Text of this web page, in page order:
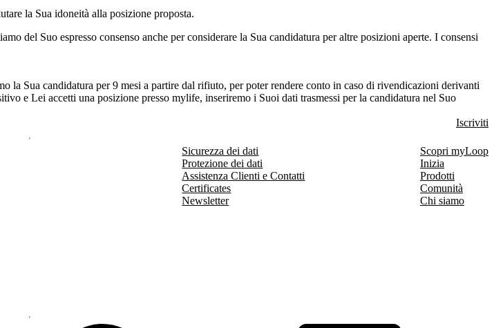
la Sua idoneità alla posizione proposta.
del Suo espresso consenso anche per considerare la Sua candidatura per altre posizioni aperte. I consensi
la Sua candidatura per 9 mesi a partire dal rifiuto, per poter rendere conto in caso di rivendicazioni derivanti
e Lei accetti una posizione presso mylife, inseriremo i Suoi dati trasmessi per la candidatura nel Suo
Iscriviti
Sicurezza dei dati
Protezione dei dati
Assistenza Clienti e Contatti
Certificates
Newsletter
Scopri myLoop
Inizia
Prodotti
Comunità
Chi siamo